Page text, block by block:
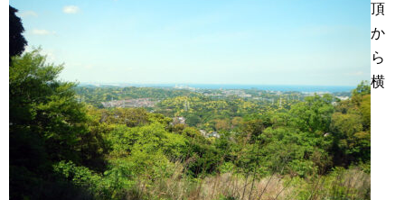
頂
か
ら
横